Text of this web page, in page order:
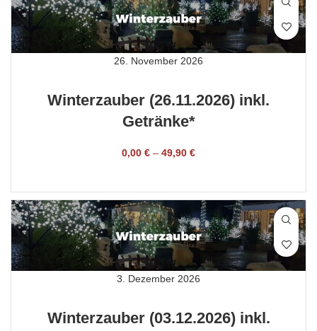
26. November 2026
Winterzauber (26.11.2026) inkl.
Getränke*
0,00 € – 49,90 €
3. Dezember 2026
Winterzauber (03.12.2026) inkl.